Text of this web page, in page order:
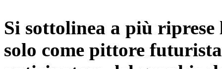
Si sottolinea a più
solo come pittore